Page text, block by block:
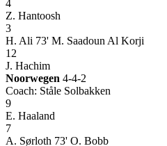
4
Z. Hantoosh
3
H. Ali 73' M. Saadoun Al Korji
12
J. Hachim
Noorwegen 4-4-2
Coach: Ståle Solbakken
9
E. Haaland
7
A. Sørloth 73' O. Bobb